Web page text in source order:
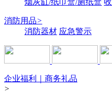
烟灰缸/纸巾盒/厕纸盒
消防用品>
消防器材 应急警示
企业福利｜商务礼品
>